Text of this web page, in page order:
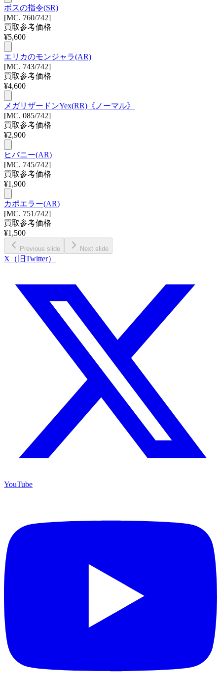
ボスの指令(SR)
[MC. 760/742]
買取参考価格
¥5,600
エリカのモンジャラ(AR)
[MC. 743/742]
買取参考価格
¥4,600
メガリザードンYex(RR)《ノーマル》
[MC. 085/742]
買取参考価格
¥2,900
ヒバニー(AR)
[MC. 745/742]
買取参考価格
¥1,900
カポエラー(AR)
[MC. 751/742]
買取参考価格
¥1,500
Previous slide Next slide
X（旧Twitter）
YouTube